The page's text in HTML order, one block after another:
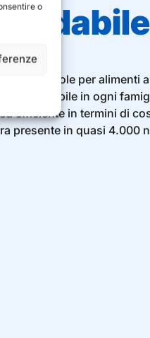
o
e pellicole per alimenti
in ogni
efficiente in termini di
presente in quasi 4.000